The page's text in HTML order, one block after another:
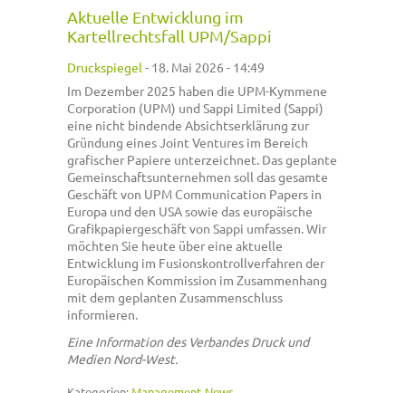
Aktuelle Entwicklung im
Kartellrechtsfall UPM/Sappi
Druckspiegel - 18. Mai 2026 - 14:49
Im Dezember 2025 haben die UPM-Kymmene
Corporation (UPM) und Sappi Limited (Sappi)
eine nicht bindende Absichtserklärung zur
Gründung eines Joint Ventures im Bereich
grafischer Papiere unterzeichnet. Das geplante
Gemeinschaftsunternehmen soll das gesamte
Geschäft von UPM Communication Papers in
Europa und den USA sowie das europäische
Grafikpapiergeschäft von Sappi umfassen. Wir
möchten Sie heute über eine aktuelle
Entwicklung im Fusionskontrollverfahren der
Europäischen Kommission im Zusammenhang
mit dem geplanten Zusammenschluss
informieren.
Eine Information des Verbandes Druck und
Medien Nord-West.